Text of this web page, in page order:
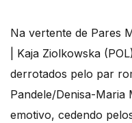
Na vertente de Pares
| Kaja Ziolkowska
derrotados pelo par
Pandele/Denisa-Maria
emotivo, cedendo